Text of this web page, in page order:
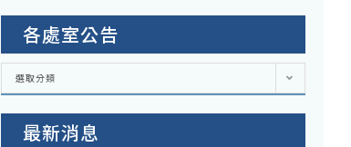
各處室公告
各
室
選取分類
最新消息